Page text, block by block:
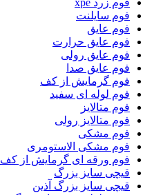
فوم سایلنت
فوم عایق
فوم عایق حرارت
فوم عایق رولی
فوم عایق صدا
فوم گرمایش از کف
فوم لوله ای سفید
فوم متالایز
فوم متالایز رولی
فوم مشکی
فوم مشکی الاستومری
فوم ورقه ای گرمایش از کف
قیچی سایز بزرگ
قیچی سایز بزرگ آذین